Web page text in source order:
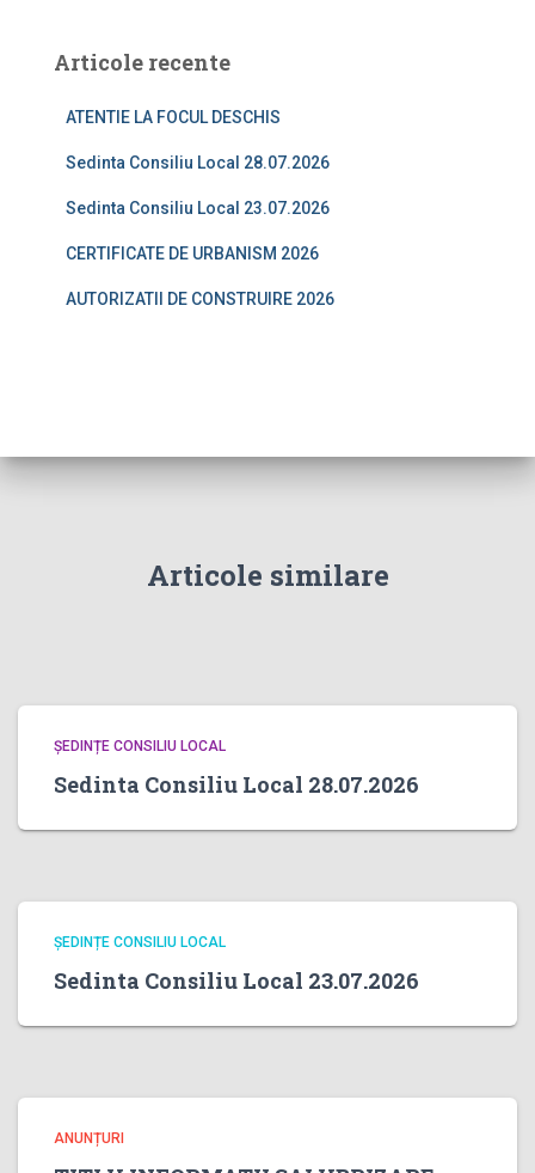
Articole recente
ATENTIE LA FOCUL DESCHIS
Sedinta Consiliu Local 28.07.2026
Sedinta Consiliu Local 23.07.2026
CERTIFICATE DE URBANISM 2026
AUTORIZATII DE CONSTRUIRE 2026
Articole similare
ȘEDINȚE CONSILIU LOCAL
Sedinta Consiliu Local 28.07.2026
ȘEDINȚE CONSILIU LOCAL
Sedinta Consiliu Local 23.07.2026
ANUNȚURI